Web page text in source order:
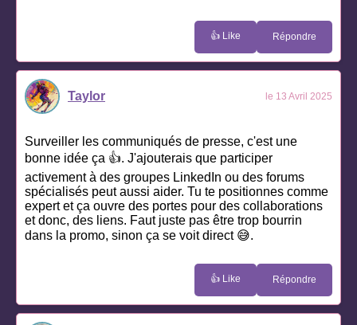
👍 Like Répondre
Taylor le 13 Avril 2025
Surveiller les communiqués de presse, c'est une
bonne idée ça 👍. J'ajouterais que participer
activement à des groupes LinkedIn ou des forums
spécialisés peut aussi aider. Tu te positionnes comme
expert et ça ouvre des portes pour des collaborations
et donc, des liens. Faut juste pas être trop bourrin
dans la promo, sinon ça se voit direct 😅.
👍 Like Répondre